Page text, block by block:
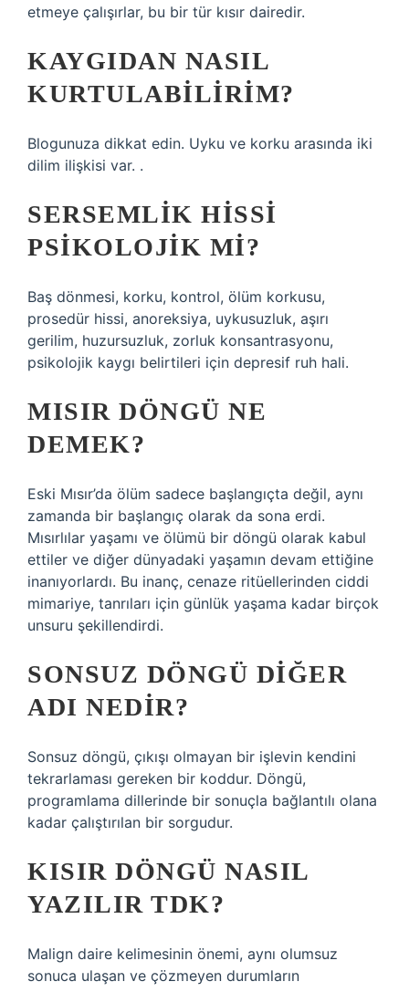
etmeye çalışırlar, bu bir tür kısır dairedir.
KAYGIDAN NASIL
KURTULABILIRIM?
Blogunuza dikkat edin. Uyku ve korku arasında iki
dilim ilişkisi var. .
SERSEMLIK HISSI
PSIKOLOJIK MI?
Baş dönmesi, korku, kontrol, ölüm korkusu,
prosedür hissi, anoreksiya, uykusuzluk, aşırı
gerilim, huzursuzluk, zorluk konsantrasyonu,
psikolojik kaygı belirtileri için depresif ruh hali.
MISIR DÖNGÜ NE
DEMEK?
Eski Mısır’da ölüm sadece başlangıçta değil, aynı
zamanda bir başlangıç ​​olarak da sona erdi.
Mısırlılar yaşamı ve ölümü bir döngü olarak kabul
ettiler ve diğer dünyadaki yaşamın devam ettiğine
inanıyorlardı. Bu inanç, cenaze ritüellerinden ciddi
mimariye, tanrıları için günlük yaşama kadar birçok
unsuru şekillendirdi.
SONSUZ DÖNGÜ DIĞER
ADI NEDIR?
Sonsuz döngü, çıkışı olmayan bir işlevin kendini
tekrarlaması gereken bir koddur. Döngü,
programlama dillerinde bir sonuçla bağlantılı olana
kadar çalıştırılan bir sorgudur.
KISIR DÖNGÜ NASIL
YAZILIR TDK?
Malign daire kelimesinin önemi, aynı olumsuz
sonuca ulaşan ve çözmeyen durumların